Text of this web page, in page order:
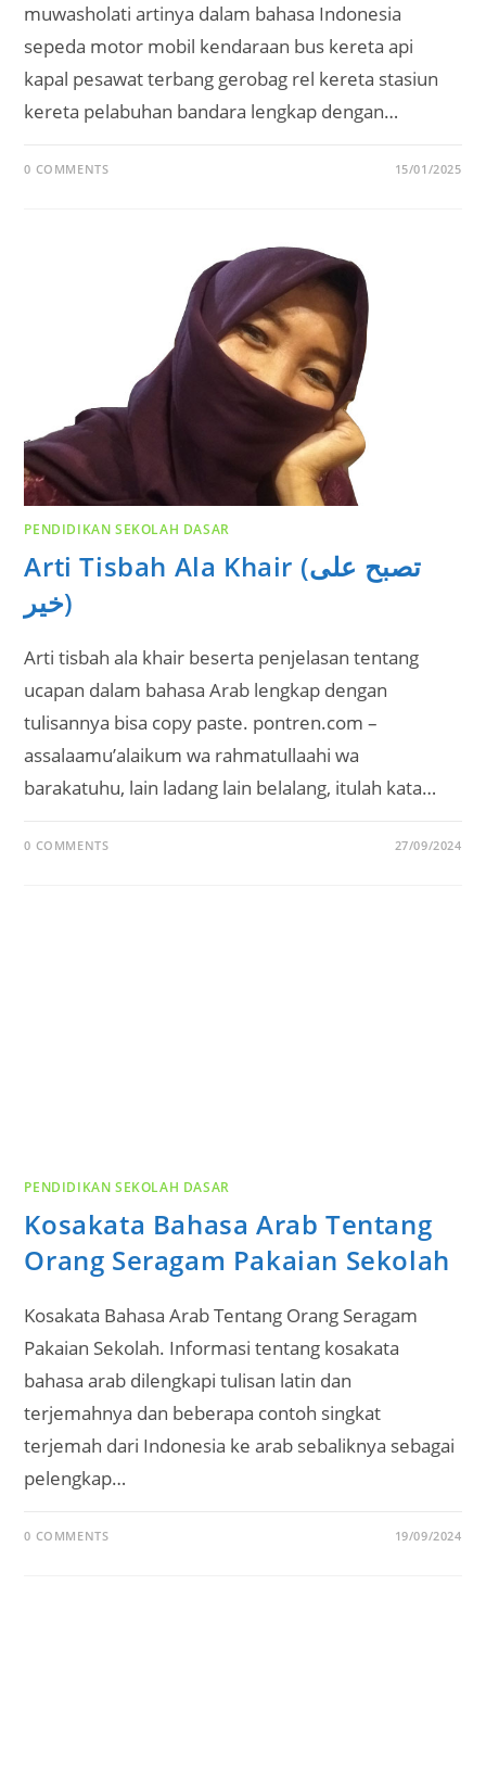
muwasholati artinya dalam bahasa Indonesia
sepeda motor mobil kendaraan bus kereta api
kapal pesawat terbang gerobag rel kereta stasiun
kereta pelabuhan bandara lengkap dengan…
0 COMMENTS 15/01/2025
PENDIDIKAN SEKOLAH DASAR
Arti Tisbah Ala Khair (تصبح على
خير)
Arti tisbah ala khair beserta penjelasan tentang
ucapan dalam bahasa Arab lengkap dengan
tulisannya bisa copy paste. pontren.com –
assalaamu’alaikum wa rahmatullaahi wa
barakatuhu, lain ladang lain belalang, itulah kata…
0 COMMENTS 27/09/2024
PENDIDIKAN SEKOLAH DASAR
Kosakata Bahasa Arab Tentang
Orang Seragam Pakaian Sekolah
Kosakata Bahasa Arab Tentang Orang Seragam
Pakaian Sekolah. Informasi tentang kosakata
bahasa arab dilengkapi tulisan latin dan
terjemahnya dan beberapa contoh singkat
terjemah dari Indonesia ke arab sebaliknya sebagai
pelengkap…
0 COMMENTS 19/09/2024